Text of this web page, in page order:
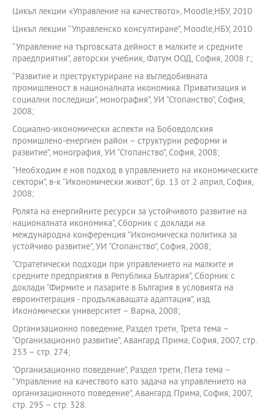
Цикъл лекции «Управление на качеството», Moodle,НБУ, 2010
Цикъл лекции “Управленско консултиране”, Moodle,НБУ, 2010
“Управление на търговската дейност в малките и средните
праедприятия”, авторски учебник, Фатум ООД, София, 2008 г.;
“Развитие и преструктуриране на въгледобивната
промишленост в националната икономика. Приватизация и
социални последици”, монография”, УИ “Стопанство”, София,
2008;
Социално-икономически аспекти на Бобовдолския
промишлено-енергиен район – структурни реформи и
развитие”, монография, УИ “Стопанство”, София, 2008;
“Необходим е нов подход в управлението на икономическите
сектори”, в-к “Икономически живот”, бр. 13 от 2 април, София,
2008;
Ролята на енергийните ресурси за устойчивото развитие на
националната икономика”, Сборник с доклади на
международна конференция ”Икономическа политика за
устойчиво развитие”, УИ “Стопанство”, София, 2008;
“Стратегически подходи при управлението на малките и
средните предприятия в Република България”, Сборник с
доклади “Фирмите и пазарите в България в условията на
евроинтеграция - продължаващата адаптация”, изд.
Икономически университет – Варна, 2008;
Организационно поведение, Раздел трети, Трета тема –
“Организационно развитие”, Авангард Прима, София, 2007, стр.
253 – стр. 274;
“Организационно поведение”, Раздел трети, Пета тема –
“Управление на качеството като задача на управлението на
организационното поведение”, Авангард Прима, София, 2007,
стр. 295 – стр. 328.